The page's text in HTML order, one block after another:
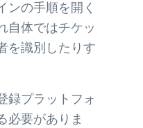
ンの手順を開く
自体ではチケッ
を識別したりす
録プラットフォ
必要がありま